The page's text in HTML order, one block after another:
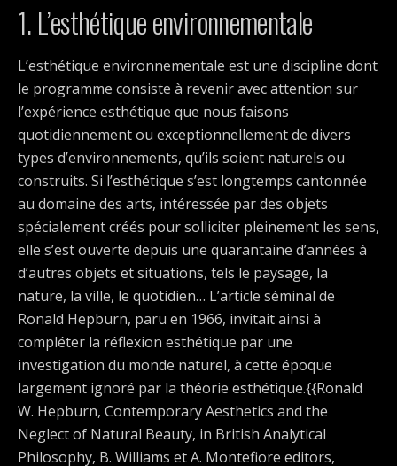
1. L’esthétique environnementale
L’esthétique environnementale est une discipline dont
le programme consiste à revenir avec attention sur
l’expérience esthétique que nous faisons
quotidiennement ou exceptionnellement de divers
types d’environnements, qu’ils soient naturels ou
construits. Si l’esthétique s’est longtemps cantonnée
au domaine des arts, intéressée par des objets
spécialement créés pour solliciter pleinement les sens,
elle s’est ouverte depuis une quarantaine d’années à
d’autres objets et situations, tels le paysage, la
nature, la ville, le quotidien… L’article séminal de
Ronald Hepburn, paru en 1966, invitait ainsi à
compléter la réflexion esthétique par une
investigation du monde naturel, à cette époque
largement ignoré par la théorie esthétique.{{Ronald
W. Hepburn, Contemporary Aesthetics and the
Neglect of Natural Beauty, in British Analytical
Philosophy, B. Williams et A. Montefiore editors,